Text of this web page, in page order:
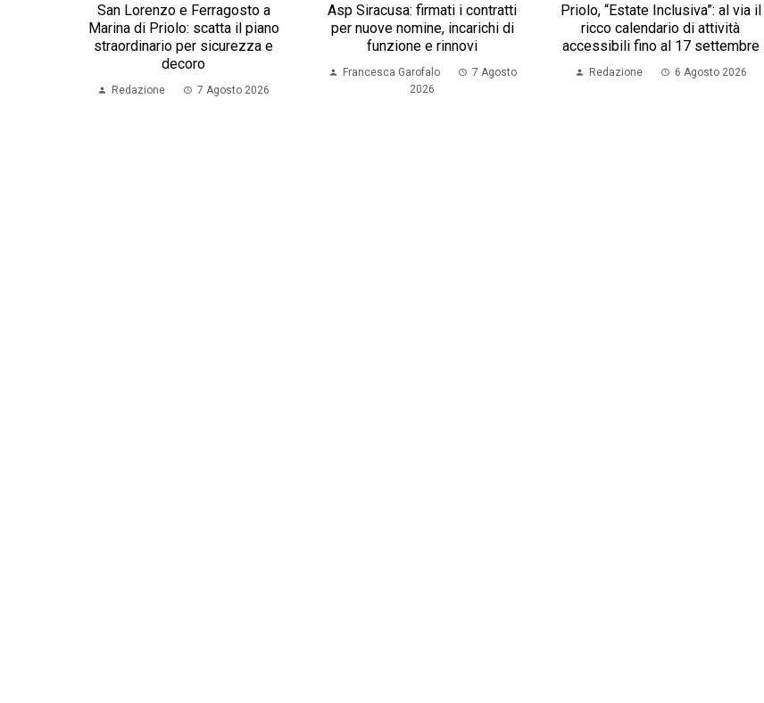
San Lorenzo e Ferragosto a
Marina di Priolo: scatta il piano
straordinario per sicurezza e
decoro
Redazione 7 Agosto 2026
Asp Siracusa: firmati i contratti
per nuove nomine, incarichi di
funzione e rinnovi
Francesca Garofalo
7 Agosto
2026
Priolo, “Estate Inclusiva”: al via il
ricco calendario di attività
accessibili fino al 17 settembre
Redazione 6 Agosto 2026